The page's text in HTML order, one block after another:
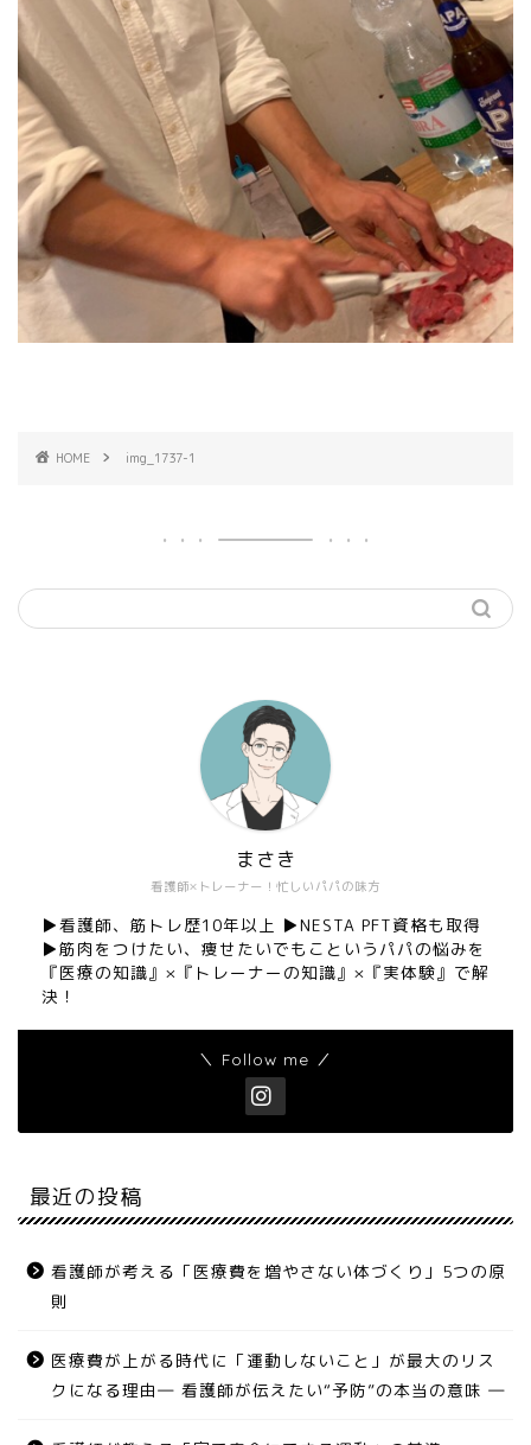
HOME img_1737-1
看護師×トレーナー！忙しいパパの味方
まさき
▶︎看護師、筋トレ歴10年以上 ▶︎NESTA PFT資格も取得
▶︎筋肉をつけたい、痩せたいでもこというパパの悩みを
『医療の知識』×『トレーナーの知識』×『実体験』で解
決！
＼ Follow me ／
最近の投稿
看護師が考える「医療費を増やさない体づくり」5つの原
則
医療費が上がる時代に「運動しないこと」が最大のリス
クになる理由― 看護師が伝えたい“予防”の本当の意味 ―